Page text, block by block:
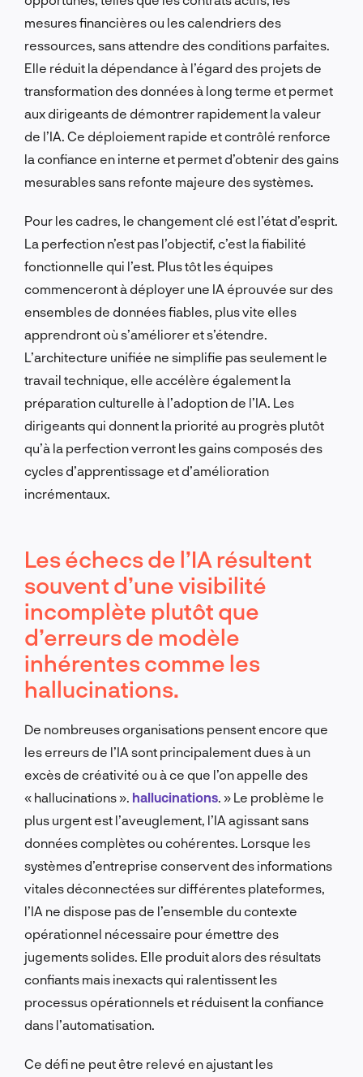
mesures financières ou les calendriers des
ressources, sans attendre des conditions parfaites.
Elle réduit la dépendance à l’égard des projets de
transformation des données à long terme et permet
aux dirigeants de démontrer rapidement la valeur
de l’IA. Ce déploiement rapide et contrôlé renforce
la confiance en interne et permet d’obtenir des gains
mesurables sans refonte majeure des systèmes.
Pour les cadres, le changement clé est l’état d’esprit.
La perfection n’est pas l’objectif, c’est la fiabilité
fonctionnelle qui l’est. Plus tôt les équipes
commenceront à déployer une IA éprouvée sur des
ensembles de données fiables, plus vite elles
apprendront où s’améliorer et s’étendre.
L’architecture unifiée ne simplifie pas seulement le
travail technique, elle accélère également la
préparation culturelle à l’adoption de l’IA. Les
dirigeants qui donnent la priorité au progrès plutôt
qu’à la perfection verront les gains composés des
cycles d’apprentissage et d’amélioration
incrémentaux.
Les échecs de l’IA résultent
souvent d’une visibilité
incomplète plutôt que
d’erreurs de modèle
inhérentes comme les
hallucinations.
De nombreuses organisations pensent encore que
les erreurs de l’IA sont principalement dues à un
excès de créativité ou à ce que l’on appelle des
« hallucinations ». hallucinations . » Le problème le
plus urgent est l’aveuglement, l’IA agissant sans
données complètes ou cohérentes. Lorsque les
systèmes d’entreprise conservent des informations
vitales déconnectées sur différentes plateformes,
l’IA ne dispose pas de l’ensemble du contexte
opérationnel nécessaire pour émettre des
jugements solides. Elle produit alors des résultats
confiants mais inexacts qui ralentissent les
processus opérationnels et réduisent la confiance
dans l’automatisation.
Ce défi ne peut être relevé en ajustant les